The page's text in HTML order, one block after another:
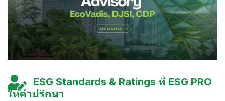
ESG Standards & Ratings ที่ ESG PRO
ให้คำปรึกษา